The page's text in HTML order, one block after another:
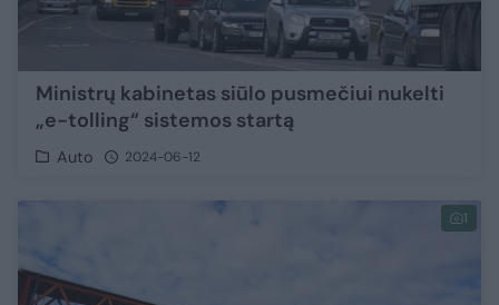
Ministrų kabinetas siūlo pusmečiui nukelti
„e-tolling“ sistemos startą
Auto 2024-06-12
1